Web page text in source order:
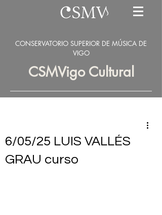
CONSERVATORIO SUPERIOR DE MÚSICA DE
VIGO
CSMVigo Cultural
6/05/25 LUIS VALLÉS
GRAU curso